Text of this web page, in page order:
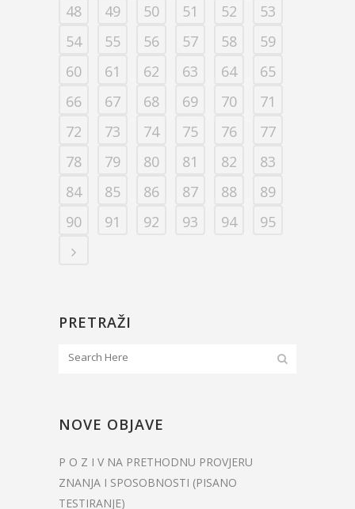
48
49 50 51 52
53
54
55 56 57 58
59
60
61 62 63 64
65
66
67 68 69 70
71
72
73 74 75 76
77
78
79 80 81 82
83
84
85 86 87 88
89
90
91 92 93 94 95
PRETRAŽI
NOVE OBJAVE
P O Z I V NA PRETHODNU PROVJERU
ZNANJA I SPOSOBNOSTI (PISANO
TESTIRANJE)